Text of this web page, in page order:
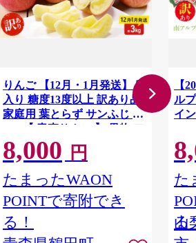
りんご 【12月・1月発送】 蜜
入り 糖度13度以上 訳あり品
家庭用 葉とらず サンふじ 約
3kg 【 青森りんご 】 果物 フ
ルーツ 産地直送 糖度測定 褐
変 チェック 贈り物 年末 挨拶
8,000 円
たまったWAON
POINTで寄附でき
る！
【
ル
イ
た
る
山